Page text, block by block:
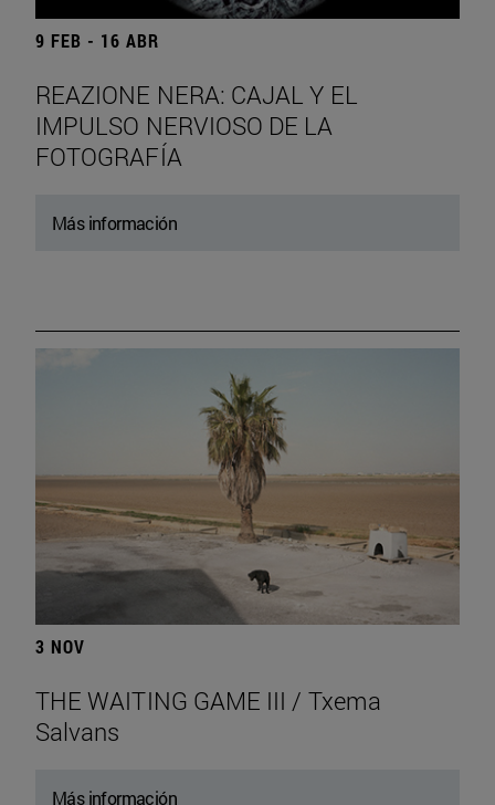
9 FEB - 16 ABR
REAZIONE NERA: CAJAL Y EL
IMPULSO NERVIOSO DE LA
FOTOGRAFÍA
Más información
3 NOV
THE WAITING GAME III / Txema
Salvans
Más información